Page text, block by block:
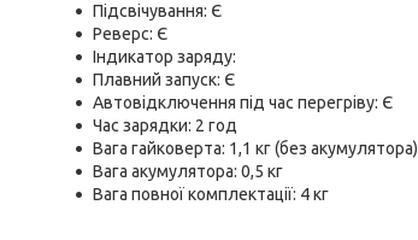
Підсвічування: Є
Реверс: Є
Індикатор заряду:
Плавний запуск: Є
Автовідключення під час перегріву: Є
Час зарядки: 2 год
Вага гайковерта: 1,1 кг (без акумулятора)
Вага акумулятора: 0,5 кг
Вага повної комплектації: 4 кг